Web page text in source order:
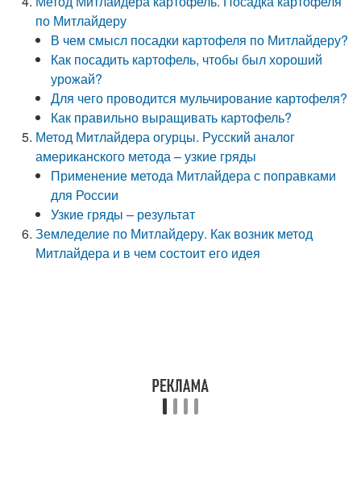
по Митлайдеру
В чем смысл посадки картофеля по Митлайдеру?
Как посадить картофель, чтобы был хороший
урожай?
Для чего проводится мульчирование картофеля?
Как правильно выращивать картофель?
Метод Митлайдера огурцы. Русский аналог
американского метода – узкие гряды
Применение метода Митлайдера с поправками
для России
Узкие гряды – результат
Земледелие по Митлайдеру. Как возник метод
Митлайдера и в чем состоит его идея